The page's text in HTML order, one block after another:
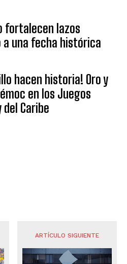
fortalecen lazos
una fecha histórica
hacen historia! Oro y
en los Juegos
Caribe
ARTÍCULO SIGUIENTE